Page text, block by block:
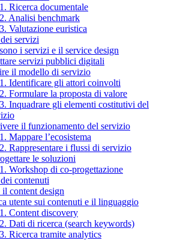
Ricerca documentale
Analisi benchmark
Valutazione euristica
servizi
i servizi e il service design
servizi pubblici digitali
il modello di servizio
Identificare gli attori coinvolti
Formulare la proposta di valore
Inquadrare gli elementi costitutivi del
il funzionamento del servizio
Mappare l’ecosistema
Rappresentare i flussi di servizio
le soluzioni
Workshop di co-progettazione
contenuti
il content design
utente sui contenuti e il linguaggio
Content discovery
Dati di ricerca (search keywords)
Ricerca tramite analytics